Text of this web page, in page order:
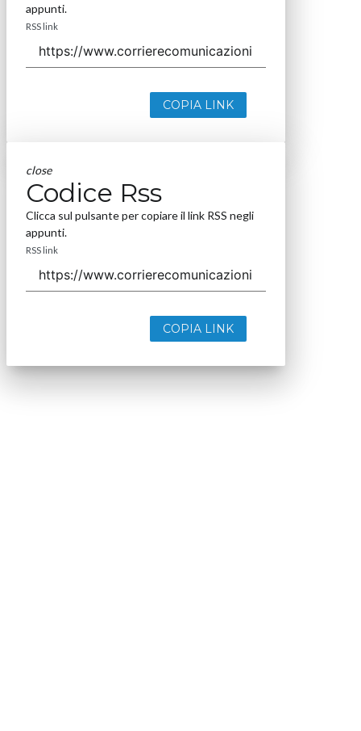
appunti.
RSS link
COPIA LINK
close
Codice Rss
Clicca sul pulsante per copiare il link RSS negli
appunti.
RSS link
COPIA LINK